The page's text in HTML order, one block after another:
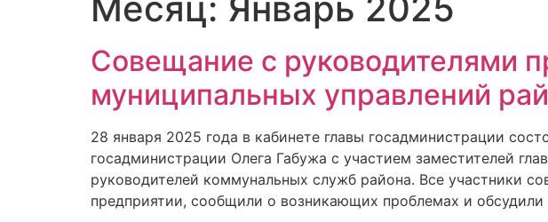
Совещание с руководителями
муниципальных управлений
28 января 2025 года в кабинете главы госадминистрации
госадминистрации Олега Габужа с участием заместителей
руководителей коммунальных служб района. Все участники
предприятии, сообщили о возникающих проблемах и